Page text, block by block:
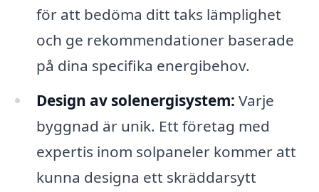
för att bedöma ditt taks lämplighet
och ge rekommendationer baserade
på dina specifika energibehov.
Design av solenergisystem: Varje
byggnad är unik. Ett företag med
expertis inom solpaneler kommer att
kunna designa ett skräddarsytt